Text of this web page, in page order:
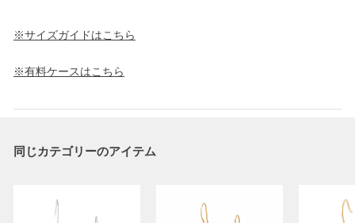
※サイズガイドはこちら
※有料ケースはこちら
同じカテゴリーのアイテム